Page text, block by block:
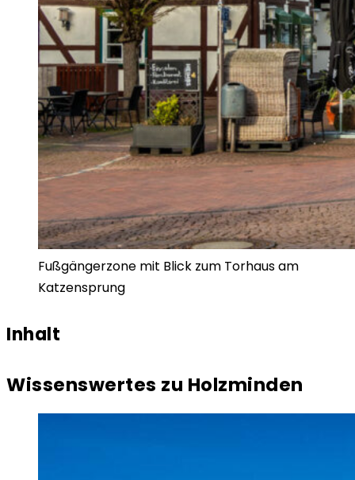
Fußgängerzone mit Blick zum Torhaus am
Katzensprung
Inhalt
Wissenswertes zu Holzminden